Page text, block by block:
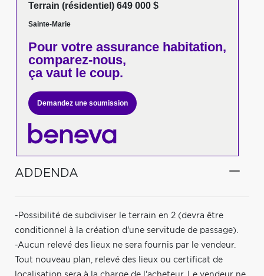
Terrain (résidentiel) 649 000 $
Sainte-Marie
Pour votreassurance habitation,
comparez-nous,
ça vaut le coup.
Demandez une soumission
ADDENDA
-Possibilité de subdiviser le terrain en 2 (devra être
conditionnel à la création d'une servitude de passage).
-Aucun relevé des lieux ne sera fournis par le vendeur.
Tout nouveau plan, relevé des lieux ou certificat de